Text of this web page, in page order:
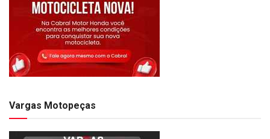
Vargas Motopeças